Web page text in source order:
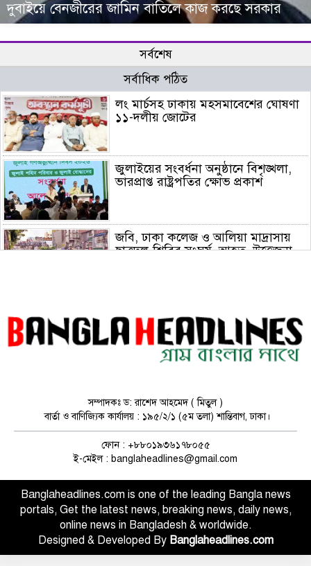
দুবাইয়ে বেনজীরের জামিন বাতিলে কাজ করছে সরকার
সর্বশেষ
সর্বাধিক পঠিত
লং মার্চসহ ঢাকায় মহসমাবেশের ঘোষণা
১১-দলীয় জোটের
জুলাইয়ের সংবর্ধনা অনুষ্ঠানে বিশৃঙ্খলা,
ভারপ্রাপ্ত রাষ্ট্রপতির ক্ষোভ প্রকাশ
জবি, ঢাকা কলেজ ও আলিয়া মাদ্রাসায়
ছাত্রদল-শিবির সংঘর্ষ, আহত, উত্তেজনা
নিয়ে নামার চেষ্টা করবে: জামায়াতকে
রিজভী
ফ্যাসিস্টদের ফটোকপি বিএনপির মধ্যে
দুবাইয়ে বেনজীরের জামিন বাতিলে কাজ
করছে সরকার
তারেক রহমানকে দলের রাষ্ট্রপতি প্রার্থী
নির্ধারণের দায়িত্ব
সম্পাদকঃ ড: রাশেদ আহমেদ ( মিতুল )
বার্তা ও বাণিজ্যিক কার্যালয় : ১৯৫/২/১ (৫ম তলা) শান্তিবাগ, ঢাকা।
ফোন : +৮৮০১৯৩৬১৭৮০৫৫
ই-মেইল : banglaheadlines@gmail.com
Banglaheadlines.com is one of the leading Bangla news
portals, Get the latest news, breaking news, daily news,
online news in Bangladesh & worldwide.
Designed & Developed By Banglaheadlines.com